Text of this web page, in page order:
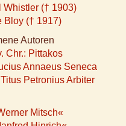
Whistler († 1903)
Bloy († 1917)
Autoren
Chr.: Pittakos
Annaeus Seneca
Petronius Arbiter
Mitsch«